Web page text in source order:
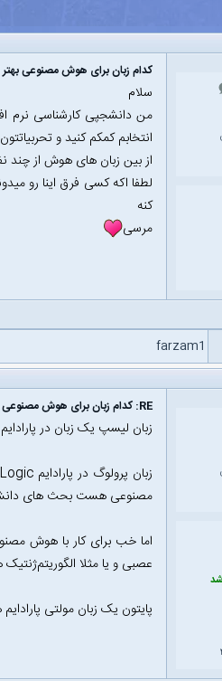
کدام زبان برای هوش مصنوعی
سلام
من دانشجپی کارشناسی نرم
انتخابم کمکم کنید و
از بین زبان های هوش از چند
لطفا اکه کسی فرق اینا رو
کنه
مرسی
farzam1
RE: کدام زبان برای هوش مصنوعی بهتر است؟ فرق بین زبان های هوش مصنوعی چیست؟
زبان لیسپ یک زبان در پارادایم Functional هست و خب برای هوش مصنوعی هم استفاده میشه اما امروز زیاد شاید نه...
مصنوعی هست بحث های
عصبی و یا مثلا
پایتون یک زبان مولتی